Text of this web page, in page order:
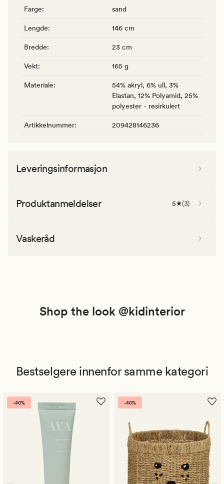
Farge: sand
Lengde: 146 cm
Bredde: 23 cm
Vekt: 165 g
Materiale:
54% akryl, 6% ull, 3%
Elastan, 12% Polyamid, 25%
polyester - resirkulert
Artikkelnummer: 209428146236
Leveringsinformasjon
Produktanmeldelser 5 (3)
Vaskeråd
Shop the look @kidinterior
Bestselgere innenfor samme kategori
-40% -40%